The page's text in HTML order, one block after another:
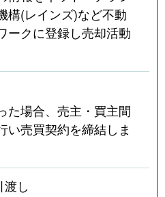
構(レインズ)など不動
ークに登録し売却活動
た場合、売主・買主間
い売買契約を締結しま
し